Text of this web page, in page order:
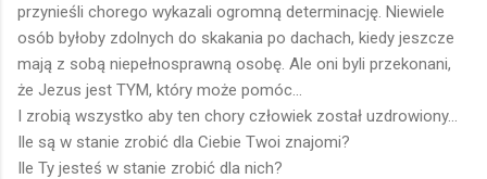
przynieśli chorego wykazali ogromną determinację. Niewiele
osób byłoby zdolnych do skakania po dachach, kiedy jeszcze
mają z sobą niepełnosprawną osobę. Ale oni byli przekonani,
że Jezus jest TYM, który może pomóc...
I zrobią wszystko aby ten chory człowiek został uzdrowiony...
Ile są w stanie zrobić dla Ciebie Twoi znajomi?
Ile Ty jesteś w stanie zrobić dla nich?